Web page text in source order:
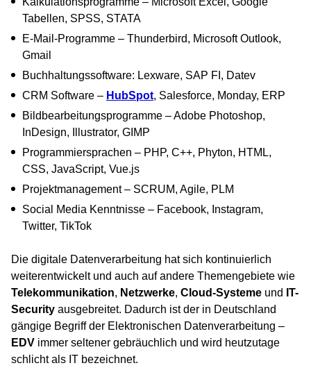
Tabellen, SPSS, STATA
E-Mail-Programme – Thunderbird, Microsoft Outlook,
Gmail
Buchhaltungssoftware: Lexware, SAP FI, Datev
CRM Software – HubSpot, Salesforce, Monday, ERP
Bildbearbeitungsprogramme – Adobe Photoshop,
InDesign, Illustrator, GIMP
Programmiersprachen – PHP, C++, Phyton, HTML,
CSS, JavaScript, Vue.js
Projektmanagement – SCRUM, Agile, PLM
Social Media Kenntnisse – Facebook, Instagram,
Twitter, TikTok
Die digitale Datenverarbeitung hat sich kontinuierlich
weiterentwickelt und auch auf andere Themengebiete wie
Telekommunikation, Netzwerke, Cloud-Systeme und IT-
Security ausgebreitet. Dadurch ist der in Deutschland
gängige Begriff der Elektronischen Datenverarbeitung –
EDV immer seltener gebräuchlich und wird heutzutage
schlicht als IT bezeichnet.